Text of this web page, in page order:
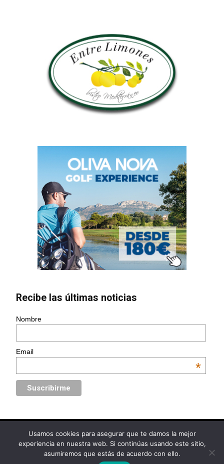
Recibe las últimas noticias
Nombre
Email
*
© Golf Circus | Diseño webwww.Ebooz.com
Política de Privacidad Aviso Legal Política de Cookies
Usamos cookies para asegurar que te damos la mejor
experiencia en nuestra web. Si continúas usando este sitio,
asumiremos que estás de acuerdo con ello.